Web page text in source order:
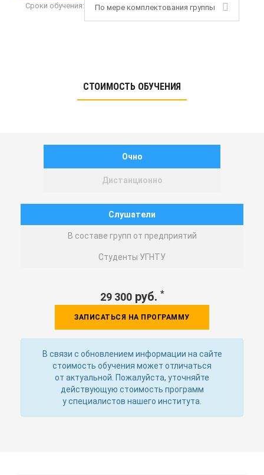
Сроки обучения: По мере комплектования группы
СТОИМОСТЬ ОБУЧЕНИЯ
Очно
Дистанционно
Слушатели
В составе групп от предприятий
Студенты УГНТУ
29 300руб. *
ЗАПИСАТЬСЯ НА ПРОГРАММУ
В связи с обновлением информации на сайте
стоимость обучения может отличаться
от актуальной. Пожалуйста, уточняйте
действующую стоимость программ
у специалистов нашего института.